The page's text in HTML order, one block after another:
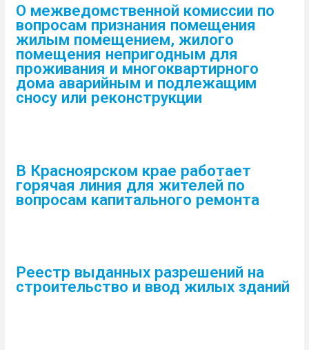
О межведомственной комиссии по
вопросам признания помещения
жилым помещением, жилого
помещения непригодным для
проживания и многоквартирного
дома аварийным и подлежащим
сносу или реконструкции
В Красноярском крае работает
горячая линия для жителей по
вопросам капитального ремонта
Реестр выданных разрешений на
строительство и ввод жилых зданий